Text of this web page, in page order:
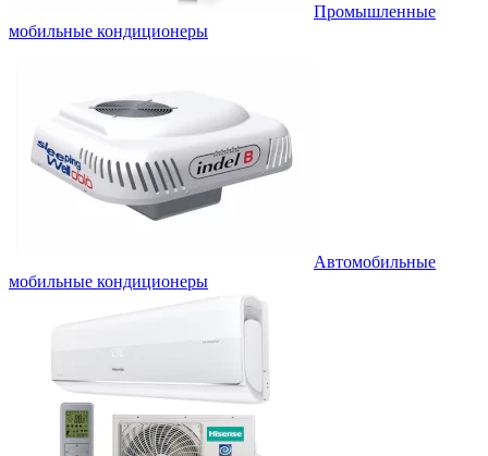
Промышленные
мобильные кондиционеры
Автомобильные
мобильные кондиционеры